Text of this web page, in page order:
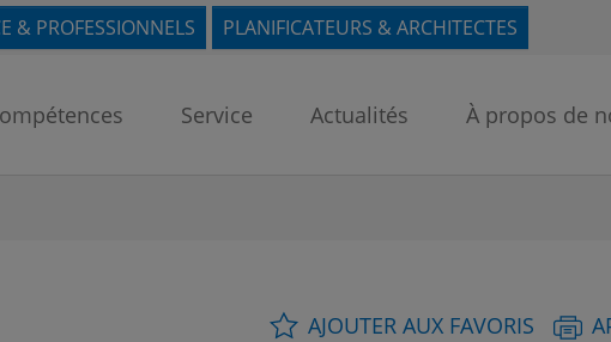
& PROFESSIONNELS PLANIFICATEURS & ARCHITECTES
Service Actualités À propos de
AJOUTER AUX FAVORIS